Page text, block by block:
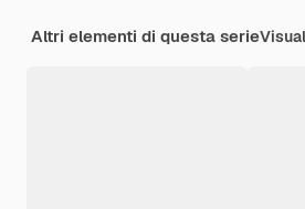
Altri elementi di questa serie